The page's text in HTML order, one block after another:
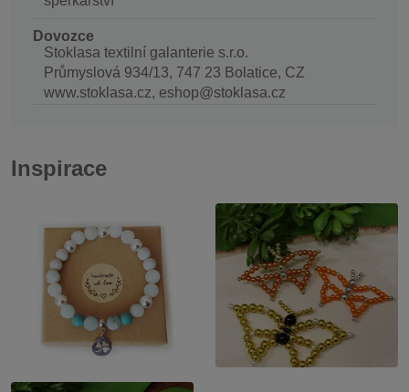
Dovozce
Stoklasa textilní galanterie s.r.o.
Průmyslová 934/13, 747 23 Bolatice, CZ
www.stoklasa.cz, eshop@stoklasa.cz
Inspirace